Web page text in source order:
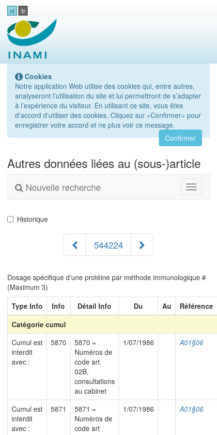
nl fr
Cookies
Notre application Web utilise des cookies qui, entre autres,
analyseront l’utilisation du site et lui permettront de s’adapter
à l’expérience du visiteur. En utilisant ce site, vous êtes
d'accord d'utiliser des cookies. Cliquez sur «Confirmer» pour
enregistrer votre accord et ne plus voir ce message.
Confirmer
Autres données liées au (sous-)article
Toggle
Nouvelle recherche
Historique
544224
Dosage spécifique d'une protéine par méthode immunologique #
(Maximum 3)
Type Info
Info Détail Info Du Au
Référence
Catégorie cumul
Cumul est
interdit
avec :
5870
5870 =
Numéros de
code art
02B,
consultations
au cabinet
1/07/1986 A01§06
Cumul est
interdit
avec :
5871
5871 =
Numéros de
code art
1/07/1986 A01§06